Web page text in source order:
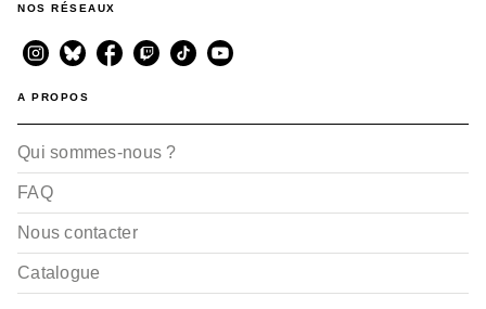
NOS RÉSEAUX
A PROPOS
Qui sommes-nous ?
FAQ
Nous contacter
Catalogue